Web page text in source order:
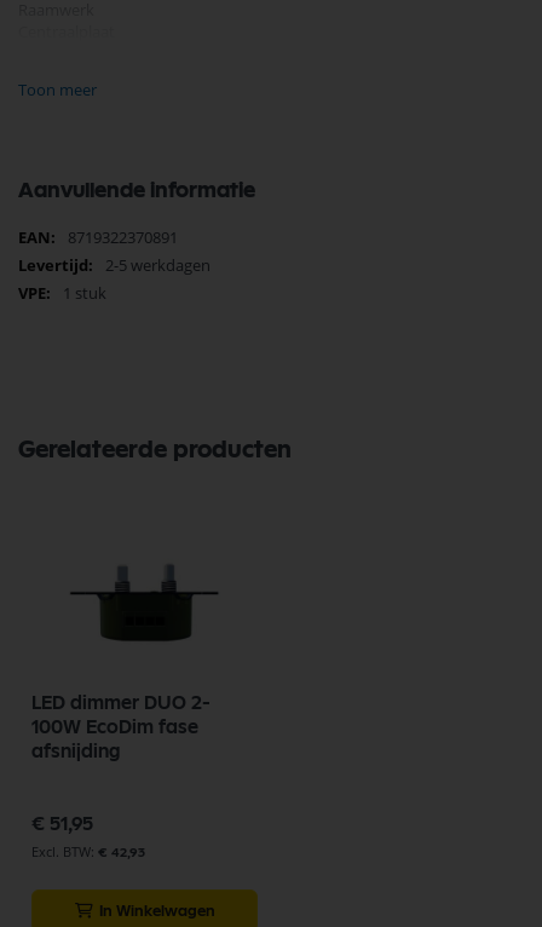
Toon meer
Aanvullende informatie
Meer
informatie
8719322370891
2-5 werkdagen
1 stuk
Gerelateerde producten
LED dimmer DUO 2-
100W EcoDim fase
afsnijding
€ 51,95
€ 42,93
In Winkelwagen